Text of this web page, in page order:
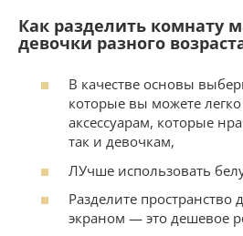
Как разделить комнату
девочки разного
В качестве основы
которые вы можете
аксессуарам, которые
так и девочкам,
ЛУчше использовать
Разделите пространство
экраном — это дешевое